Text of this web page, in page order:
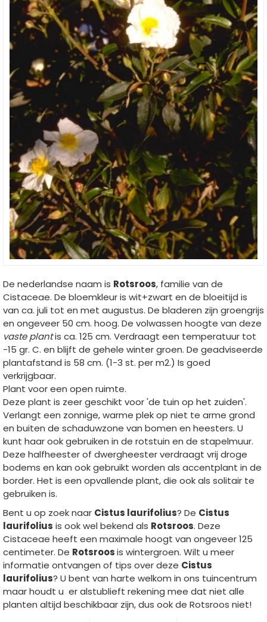
De nederlandse naam is Rotsroos, familie van de
Cistaceae. De bloemkleur is wit+zwart en de bloeitijd is
van ca. juli tot en met augustus. De bladeren zijn groengrijs
en ongeveer 50 cm. hoog. De volwassen hoogte van deze
vaste plantis ca. 125 cm. Verdraagt een temperatuur tot
-15 gr. C. en blijft de gehele winter groen. De geadviseerde
plantafstand is 58 cm. (1-3 st. per m2.) Is goed
verkrijgbaar.
Plant voor een open ruimte.
Deze plant is zeer geschikt voor 'de tuin op het zuiden'.
Verlangt een zonnige, warme plek op niet te arme grond
en buiten de schaduwzone van bomen en heesters. U
kunt haar ook gebruiken in de rotstuin en de stapelmuur.
Deze halfheester of dwergheester verdraagt vrij droge
bodems en kan ook gebruikt worden als accentplant in de
border. Het is een opvallende plant, die ook als solitair te
gebruiken is.
Bent u op zoek naar Cistus laurifolius? De Cistus
laurifolius is ook wel bekend als Rotsroos. Deze
Cistaceae heeft een maximale hoogt van ongeveer 125
centimeter. De Rotsroosis wintergroen. Wilt u meer
informatie ontvangen of tips over deze Cistus
laurifolius? U bent van harte welkom in ons tuincentrum
maar houdt u er alstublieft rekening mee dat niet alle
planten altijd beschikbaar zijn, dus ook de Rotsroos niet!